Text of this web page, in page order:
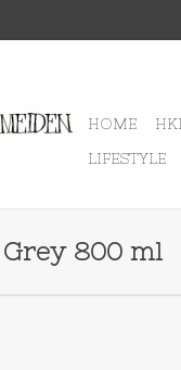
HOME
LIFESTYLE
800 ml